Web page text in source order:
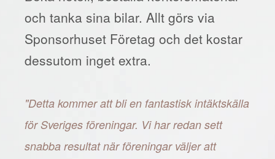
och tanka sina bilar. Allt görs via
Sponsorhuset Företag och det kostar
dessutom inget extra.
"Detta kommer att bli en fantastisk intäktskälla
för Sveriges föreningar. Vi har redan sett
snabba resultat när föreningar väljer att